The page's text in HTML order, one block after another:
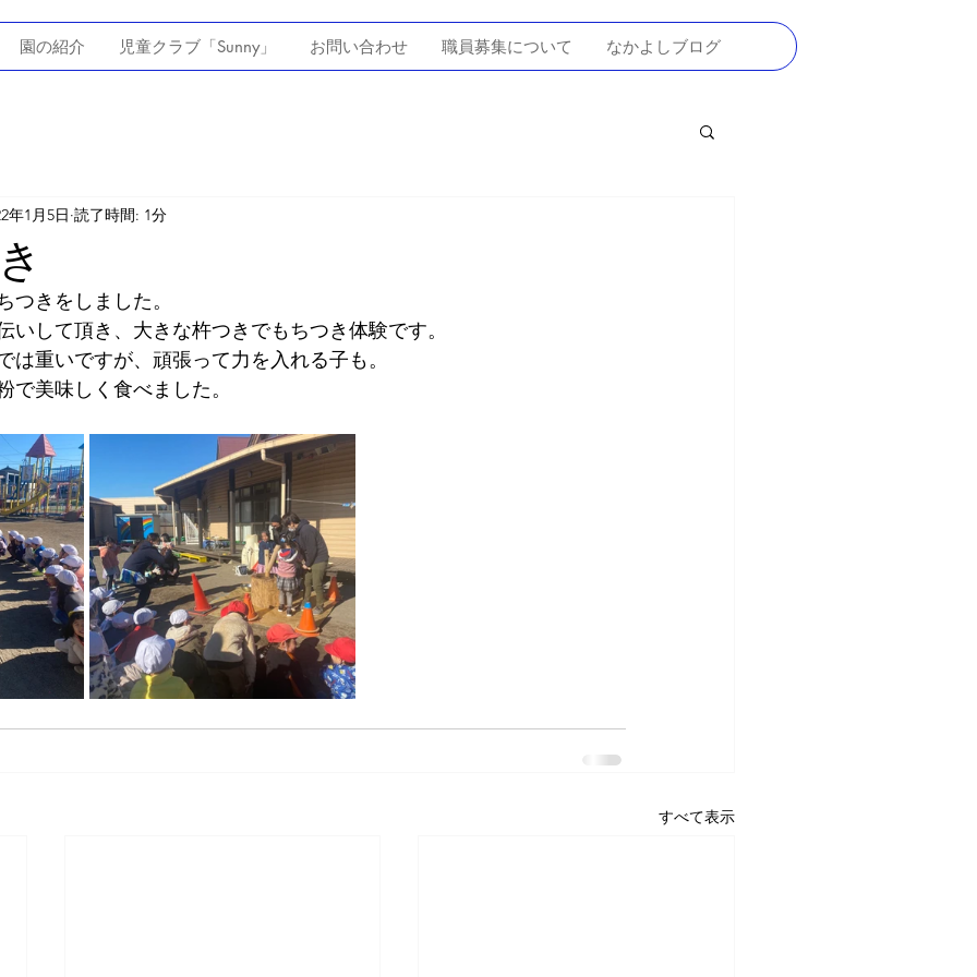
園の紹介 児童クラブ「Sunny」 お問い合わせ 職員募集について なかよしブログ
年1月5日 読了時間: 1分
つきをしました。
いして頂き、大きな杵つきでもちつき体験です。
は重いですが、頑張って力を入れる子も。
で美味しく食べました。
すべて表示